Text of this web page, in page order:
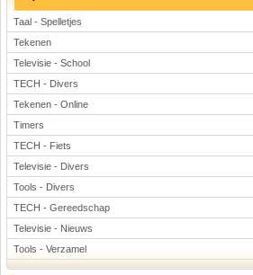
Taal - Spelletjes
Tekenen
Televisie - School
TECH - Divers
Tekenen - Online
Timers
TECH - Fiets
Televisie - Divers
Tools - Divers
TECH - Gereedschap
Televisie - Nieuws
Tools - Verzamel